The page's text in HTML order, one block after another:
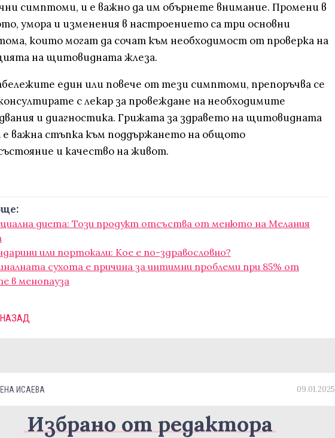
симптоми, и е важно да им обърнете внимание. Промени в
умора и изменения в настроението са три основни
които могат да сочат към необходимост от проверка на
на щитовидната жлеза.
един или повече от тези симптоми, препоръчва се
с лекар за провеждане на необходимите
и диагностика. Грижата за здравето на щитовидната
е важна стъпка към поддържането на общото
и качество на живот.
диета: Този продукт отсъства от менюто на Мелания
или портокали: Кое е по-здравословно?
сухота е причина за интимни проблеми при 85% от
в менопауза
НАЗАД
ИСАЕВА 09.01.2025
Избрано от редактора